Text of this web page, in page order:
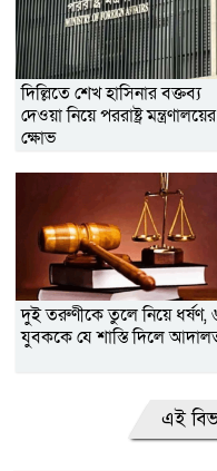
দিল্লিতে শেখ হাসিনার বক্তব্য
দেওয়া নিয়ে পররাষ্ট্র মন্ত্রণালয়ের
ক্ষোভ
দুই তরুণীকে তুলে নিয়ে ধর্ষণ,
যুবককে যে শাস্তি দিলে
এই